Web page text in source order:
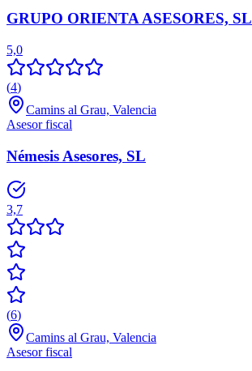
GRUPO ORIENTA ASESORES, SL
5,0
(4)
Camins al Grau, Valencia
Asesor fiscal
Némesis Asesores, SL
3,7
(6)
Camins al Grau, Valencia
Asesor fiscal